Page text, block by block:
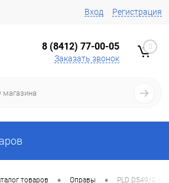
Вход Регистрация
8 (8412) 77-00-05
Заказать звонок
0
товаров • Оправы • PLD D549/G